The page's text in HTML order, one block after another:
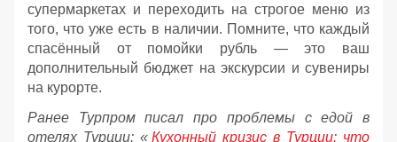
супермаркетах и переходить на строгое меню из
того, что уже есть в наличии. Помните, что каждый
спасённый от помойки рубль — это ваш
дополнительный бюджет на экскурсии и сувениры
на курорте.
Ранее Турпром писал про проблемы с едой в
отелях Турции: « Кухонный кризис в Турции: что